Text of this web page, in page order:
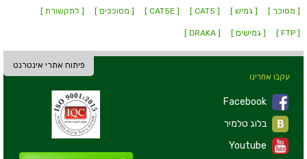
[ מסוכך ] [ גמיש ] [ CAT5 ]
[ CAT5E ] [ מסוככים ] [ לתקשורת ]
[ FTP ] [ גמישים ] [ DRAKA ]
פיתוח אתרי אינטרנט
עקבו אחרינו
Facebook
Youtube